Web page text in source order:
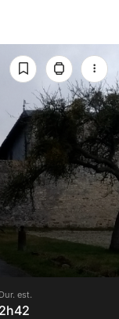
Dur. est.
2h42